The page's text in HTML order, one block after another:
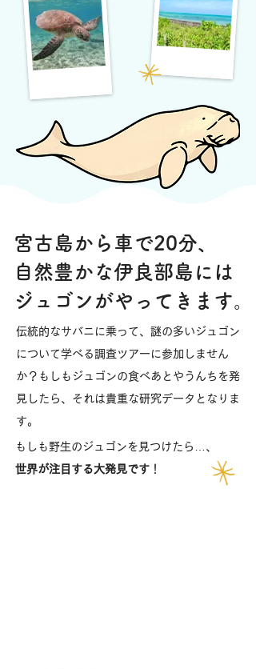
宮古島から車で20分、
自然豊かな伊良部島には
ジュゴンがやってきます。
伝統的なサバニに乗って、謎の多いジュゴン
について学べる調査ツアーに参加しません
か？もしもジュゴンの食べあとやうんちを発
見したら、それは貴重な研究データとなりま
す。
もしも野生のジュゴンを見つけたら…、
世界が注目する大発見です ！